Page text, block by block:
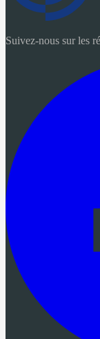
Suivez-nous sur les